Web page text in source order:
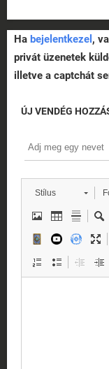
Ha bejelentkezel ,
privát üzenetek
illetve a captchát
ÚJ VENDÉG
Stílus